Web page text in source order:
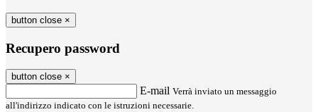
button close ×
Recupero password
button close ×
E-mail Verrà inviato un messaggio
all'indirizzo indicato con le istruzioni necessarie.